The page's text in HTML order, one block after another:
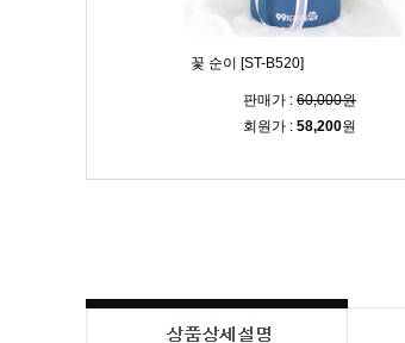
꽃 순이 [ST-B520]
판매가 : 60,000원
회원가 : 58,200원